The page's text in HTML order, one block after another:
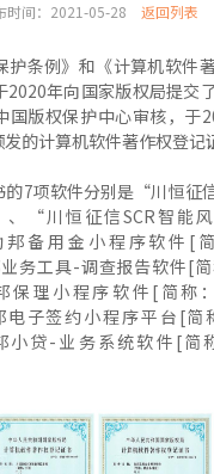
时间：2021-05-28 返回列表
条例》和《计算机软件
2020年向国家版权局提交
国版权保护中心审核，于
的计算机软件著作权登记
的7项软件分别是“川恒征
、“川恒征信SCR智能
备用金小程序软件[
务工具-调查报告软件[简
理小程序软件[简称
子签约小程序平台[简
贷-业务系统软件[简